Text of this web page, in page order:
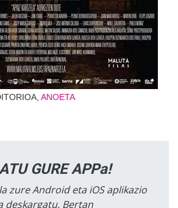
ANOETA
GURE APPa!
zure Android eta iOS aplikazio
deskargatu. Bertan